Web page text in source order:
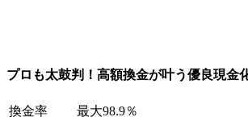
プロも太鼓判！高額換金が叶う優良現金
換金率
最大98.9％